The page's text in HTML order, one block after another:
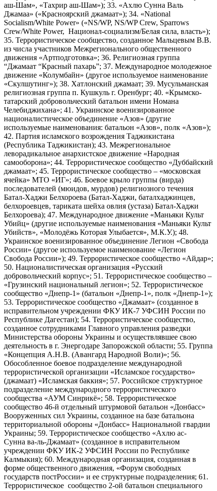
аш-Шам», «Тахрир аш-Шам»); 33. «Ахлю Сунна Валь
Джамаа» («Красноярский джамаат»); 34. «National
Socialism/White Power» («NS/WP, NS/WP Crew, Sparrows
Crew/White Power, Национал-социализм/Белая сила, власть»);
35. Террористическое сообщество, созданное Мальцевым В.В.
из числа участников Межрегионального общественного
движения «Артподготовка»; 36. Религиозная группа
“Джамаат “Красный пахарь”; 37. Международное молодежное
движение «Колумбайн» (другое используемое наименование
«Скулшутинг»); 38. Хатлонский джамаат; 39. Мусульманская
религиозная группа п. Кушкуль г. Оренбург; 40. «Крымско-
татарский добровольческий батальон имени Номана
Челебиджихана»; 41. Украинское военизированное
националистическое объединение «Азов» (другие
используемые наименования: батальон «Азов», полк «Азов»);
42. Партия исламского возрождения Таджикистана
(Республика Таджикистан); 43. Межрегиональное
леворадикальное анархистское движение «Народная
самооборона»; 44. Террористическое сообщество «Дуббайский
джамаат»; 45. Террористическое сообщество – «московская
ячейка» МТО «ИГ»; 46. Боевое крыло группы (вирда)
последователей (мюидов, мурдов) религиозного течения
Батал-Хаджи Белхороева (Батал-Хаджи, баталхаджинцев,
белхороевцев, тариката шейха овлия (устаза) Батал-Хаджи
Белхороева); 47. Международное движение «Маньяки Культ
Убийц» (другие используемые наименования «Маньяки Культ
Убийств», «Молодёжь Которая Улыбается», М.К.У.); 48.
Украинское военизированное объединение Легион «Свобода
России» (другое используемое наименование «Легион
Свобода России»); 49. Террористическое сообщество «Айдар»;
50. Националистическая организация «Русский
добровольческий корпус»; 51. Террористическое сообщество –
«Грузинский национальный легион»; 52. Террористическое
сообщество «Днепр-1» (батальон «Днепр-1», полк «Днепр-1»);
53. Террористическое сообщество «Джамаат» (созданное в
исправительном учреждении ФКУ ИК-7 УФСИН России по
Республике Дагестан); 54. Террористическое сообщество,
созданное сотрудниками Главного управления разведки
Министерства обороны Украины и осуществлявшее свою
деятельность в г. Энергодаре Запорожской области; 55. Группа
«Концепция А.Н.В. (Авангард Народной Воли)»; 56.
Обособленное боевое подразделение международной
террористической организации «Исламское государство»
(джамаат) «Исламская баккия»; 57. Российское структурное
подразделение международного террористического
сообщества «АУМ Синрикё»; 58. Террористическое
сообщество 46-й отдельный штурмовой батальон «Донбасс»
Вооруженных сил Украины, созданное на базе батальона
территориальной обороны «Донбасс» Национальной гвардии
Украины; 59. Террористическое сообщество «Ахлю ас-
Сунна ва-ль-Джамаат» (созданное в исправительном
учреждении ФКУ ИК-2 УФСИН России по Республике
Калмыкия); 60. Международная организация, созданная в
форме общественного движения, «Форум свободных
государств постРоссии» и ее структурные подразделения; 61.
Террористическое сообщество 2-ой батальон специального